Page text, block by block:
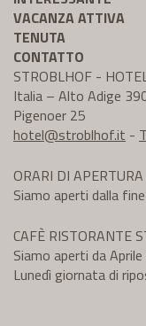
VACANZA ATTIVA
TENUTA
CONTATTO
STROBLHOF -
Italia – Alto Adige
Pigenoer 25
hotel@stroblhof.it -
ORARI DI APERTURA
Siamo aperti dalla
CAFÈ RISTORANTE
Siamo aperti da
Lunedì giornata di